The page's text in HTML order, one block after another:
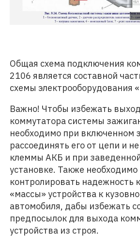
Общая схема подключения
2106 является составной
схемы электрооборудования
Важно! Чтобы избежать
коммутатора системы
необходимо при включенном
рассоединять его от цепи и
клеммы АКБ и при
установке. Также необходимо
контролировать надежность
«массы» устройства к
автомобиля, дабы избежать
предпосылок для выхода
устройства из строя.